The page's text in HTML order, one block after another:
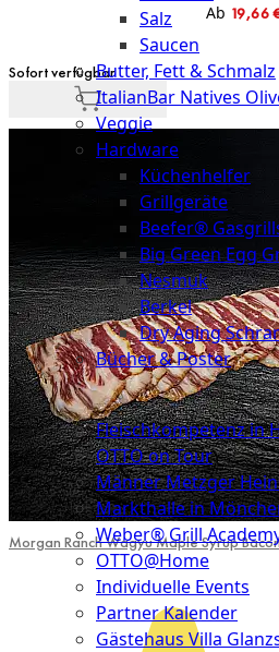
Salz
Saucen
Butter, Fett & Schmalz
ItalianBar Natives
Veggie
Hardware
Küchenhelfer
Grillgeräte
Beefer®
Big Green Egg
Nesmuk
Berkel
Dry Aging
Bücher & Poster
Events
Fleischkompetenz in
OTTO on Tour
Männer Metzger
Markthalle in
Weber® Grill
OTTO@Home
Individuelle Events
Partner Kalender
Gästehaus Villa
Ab 19,66
Sofort verfügbar
Morgan Ranch Wagyu Maple Syrup